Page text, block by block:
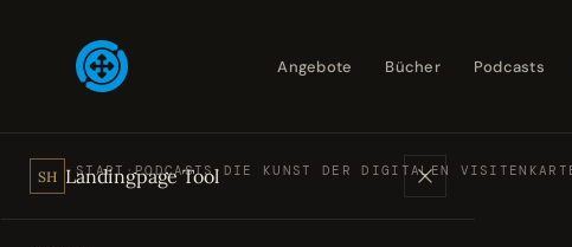
Angebote Bücher Podcasts
SH Landingpage Tool
START ·PODCASTS· DIE KUNST DER DIGITALEN